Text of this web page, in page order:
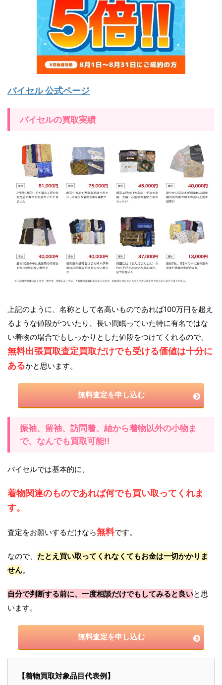
バイセル 公式ページ
バイセルの買取実績
上記のように、名称として名高いものであれば100万円を超え
るような値段がついたり、長い間眠っていた特に有名ではな
い着物の場合でもしっかりとした値段をつけてくれるので、
無料出張買取査定買取だけでも受ける価値は十分に
あるかと思います。
無料査定を申し込む
振袖、留袖、訪問着、紬から着物以外の小物ま
で、なんでも買取可能!!
バイセルでは基本的に、
着物関連のものであれば何でも買い取ってくれま
す。
査定をお願いするだけなら無料です。
なので、 たとえ買い取ってくれなくてもお金は一切かかりま
せん。
自分で判断する前に、一度相談だけでもしてみると良いと思
います。
無料査定を申し込む
【着物買取対象品目代表例】